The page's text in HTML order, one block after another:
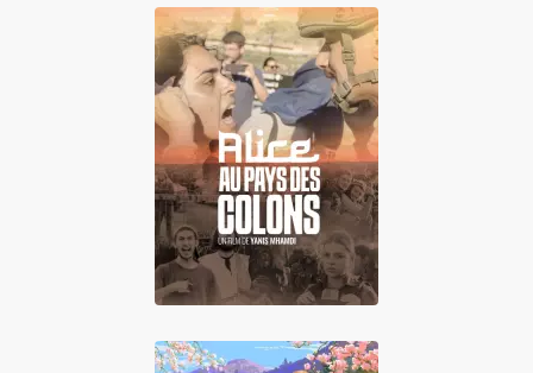
Alice au pays des
colons